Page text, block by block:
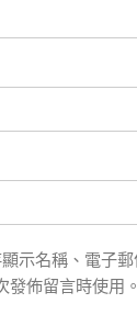
示名稱、電子
發佈留言時使用。